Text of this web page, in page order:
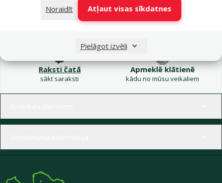
Noraidīt
Atļaut visas sīkdatnes
Pielāgot izvēli
Raksti čatā
sākt saraksti
Apmeklē klātienē
kādu no mūsu veikaliem